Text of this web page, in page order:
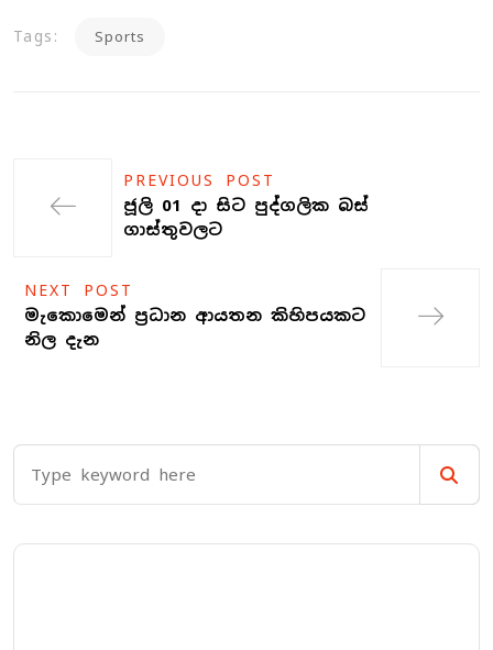
Tags: Sports
PREVIOUS POST
ජූලි 01 දා සිට පුද්ගලික බස්
ගාස්තුවලට
NEXT POST
මැකොමෙන් ප්‍රධාන ආයතන කිහිපයකට
නිල දැන